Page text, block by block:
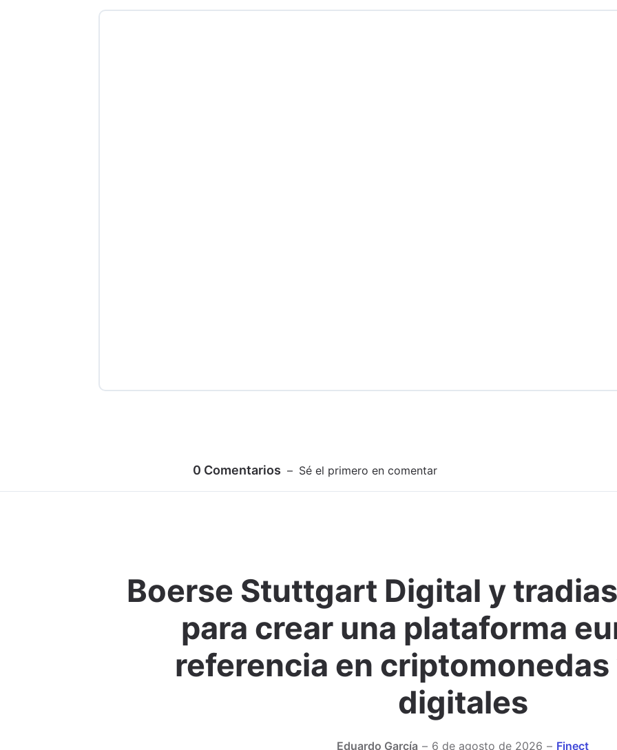
0 Comentarios Sé el primero en comentar
Adjuntar imagen
Boerse Stuttgart Digital y
para crear una plataforma
referencia en
digitales
Eduardo García 6 de agosto de 2026 Finect